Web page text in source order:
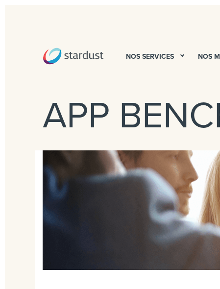
NOS SERVICES
NOS
APP